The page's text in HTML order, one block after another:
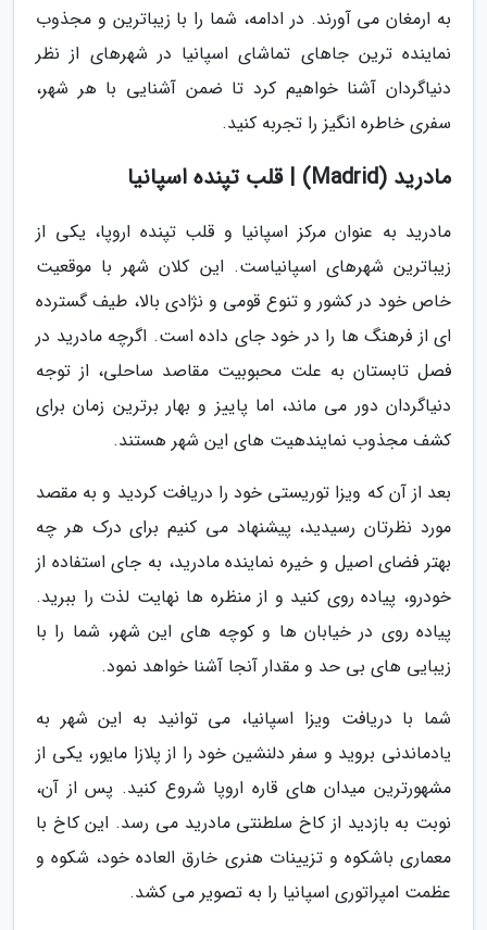
به ارمغان می آورند. در ادامه، شما را با زیباترین و مجذوب
نماینده ترین جاهای تماشای اسپانیا در شهرهای از نظر
دنیاگردان آشنا خواهیم کرد تا ضمن آشنایی با هر شهر،
سفری خاطره انگیز را تجربه کنید.
مادرید (Madrid) | قلب تپنده اسپانیا
مادرید به عنوان مرکز اسپانیا و قلب تپنده اروپا، یکی از
زیباترین شهرهای اسپانیاست. این کلان شهر با موقعیت
خاص خود در کشور و تنوع قومی و نژادی بالا، طیف گسترده
ای از فرهنگ ها را در خود جای داده است. اگرچه مادرید در
فصل تابستان به علت محبوبیت مقاصد ساحلی، از توجه
دنیاگردان دور می ماند، اما پاییز و بهار برترین زمان برای
کشف مجذوب نمایندهیت های این شهر هستند.
بعد از آن که ویزا توریستی خود را دریافت کردید و به مقصد
مورد نظرتان رسیدید، پیشنهاد می کنیم برای درک هر چه
بهتر فضای اصیل و خیره نماینده مادرید، به جای استفاده از
خودرو، پیاده روی کنید و از منظره ها نهایت لذت را ببرید.
پیاده روی در خیابان ها و کوچه های این شهر، شما را با
زیبایی های بی حد و مقدار آنجا آشنا خواهد نمود.
شما با دریافت ویزا اسپانیا، می توانید به این شهر به
یادماندنی بروید و سفر دلنشین خود را از پلازا مایور، یکی از
مشهورترین میدان های قاره اروپا شروع کنید. پس از آن،
نوبت به بازدید از کاخ سلطنتی مادرید می رسد. این کاخ با
معماری باشکوه و تزیینات هنری خارق العاده خود، شکوه و
عظمت امپراتوری اسپانیا را به تصویر می کشد.